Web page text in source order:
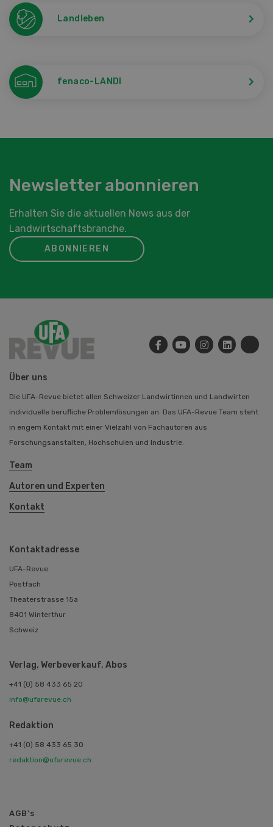
Landleben
fenaco-LANDI
Newsletter abonnieren
Erhalten Sie die aktuellen News aus der
Landwirtschaftsbranche.
ABONNIEREN
Über uns
Die UFA-Revue bietet allen Schweizer Landwirtinnen und Landwirten
individuelle berufliche Problemlösungen an. Das UFA-Revue Team steht
in engem Kontakt mit einer Vielzahl von Fachautoren aus
Forschungsanstalten, Hochschulen und Industrie.
Team
Autoren und Experten
Kontakt
Kontaktadresse
UFA-Revue
Postfach
Theaterstrasse 15a
8401 Winterthur
Schweiz
Verlag, Werbeverkauf, Abos
+41 (0) 58 433 65 20
info@ufarevue.ch
Redaktion
+41 (0) 58 433 65 30
redaktion@ufarevue.ch
AGB's